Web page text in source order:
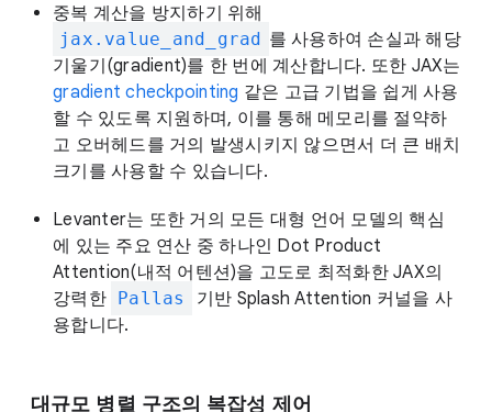
중복 계산을 방지하기 위해
jax.value_and_grad 를 사용하여 손실과 해당
기울기(gradient)를 한 번에 계산합니다. 또한 JAX는
gradient checkpointing 같은 고급 기법을 쉽게 사용
할 수 있도록 지원하며, 이를 통해 메모리를 절약하
고 오버헤드를 거의 발생시키지 않으면서 더 큰 배치
크기를 사용할 수 있습니다.
Levanter는 또한 거의 모든 대형 언어 모델의 핵심
에 있는 주요 연산 중 하나인 Dot Product
Attention(내적 어텐션)을 고도로 최적화한 JAX의
강력한 Pallas
기반 Splash Attention 커널을 사
용합니다.
대규모 병렬 구조의 복잡성 제어